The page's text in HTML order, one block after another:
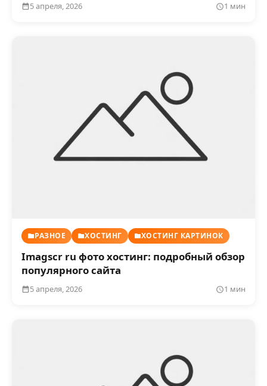
5 апреля, 2026 1 мин
РАЗНОЕ ХОСТИНГ ХОСТИНГ КАРТИНОК
Imagscr ru фото хостинг: подробный обзор
популярного сайта
5 апреля, 2026 1 мин